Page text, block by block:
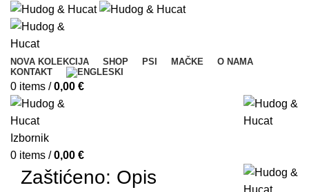
NOVA KOLEKCIJA SHOP PSI MAČKE
O NAMA
KONTAKT
0 items / 0,00 €
Izbornik
0 items / 0,00 €
Zaštićeno: Opis